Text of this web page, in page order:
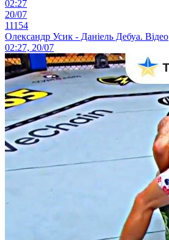
02:27
20/07
11154
Олександр Усик - Даніель Дебуа. Відео
02:27, 20/07